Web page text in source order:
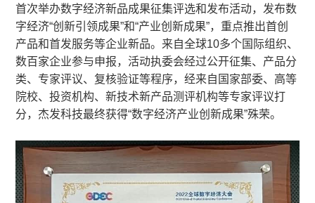
首次举办数字经济新品成果征集评选和发布活动，发布数
字经济“创新引领成果”和“产业创新成果”，重点推出首创
产品和首发服务等企业新品。来自全球10多个国际组织、
数百家企业参与申报，活动执委会经过公开征集、产品分
类、专家评议、复核验证等程序，经来自国家部委、高等
院校、投资机构、新技术新产品测评机构等专家评议打
分，杰发科技最终获得“数字经济产业创新成果”殊荣。